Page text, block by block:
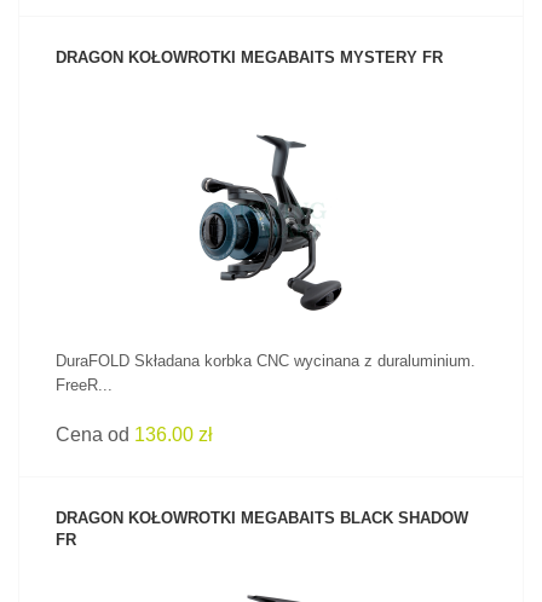
DRAGON KOŁOWROTKI MEGABAITS MYSTERY FR
ZOBACZ PRODUKT
DuraFOLD Składana korbka CNC wycinana z duraluminium.
FreeR...
Cena od 136.00 zł
DRAGON KOŁOWROTKI MEGABAITS BLACK SHADOW
FR